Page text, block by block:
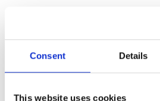
Consent Details
This website uses cookies